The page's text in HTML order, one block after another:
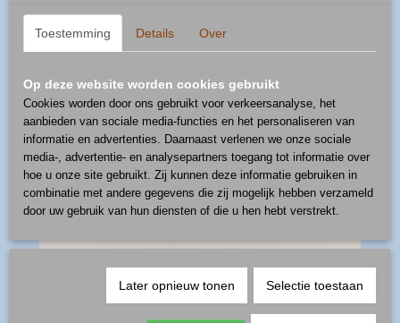
Toestemming Details Over
Op deze website worden cookies gebruikt
Cookies worden door ons gebruikt voor verkeersanalyse, het
aanbieden van sociale media-functies en het personaliseren van
informatie en advertenties. Daarnaast verlenen we onze sociale
media-, advertentie- en analysepartners toegang tot informatie over
hoe u onze site gebruikt. Zij kunnen deze informatie gebruiken in
combinatie met andere gegevens die zij mogelijk hebben verzameld
door uw gebruik van hun diensten of die u hen hebt verstrekt.
Later opnieuw tonen Selectie toestaan